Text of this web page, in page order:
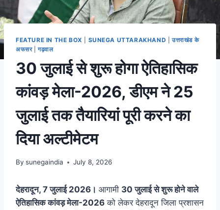
FEATURE IN THE BOX SUNEGA UTTARAKHAND |उत्तराखंड के
अफसर|गढ़वाल
30 जुलाई से शुरू होगा ऐतिहासिक
कांवड़ मेला-2026, डीएम ने 25
जुलाई तक तैयारियां पूरी करने का
दिया अल्टीमेटम
By sunegaindia July 8, 2026
देहरादून, 7 जुलाई 2026। आगामी 30 जुलाई से शुरू होने वाले
ऐतिहासिक कांवड़ मेला-2026 को लेकर देहरादून जिला प्रशासन